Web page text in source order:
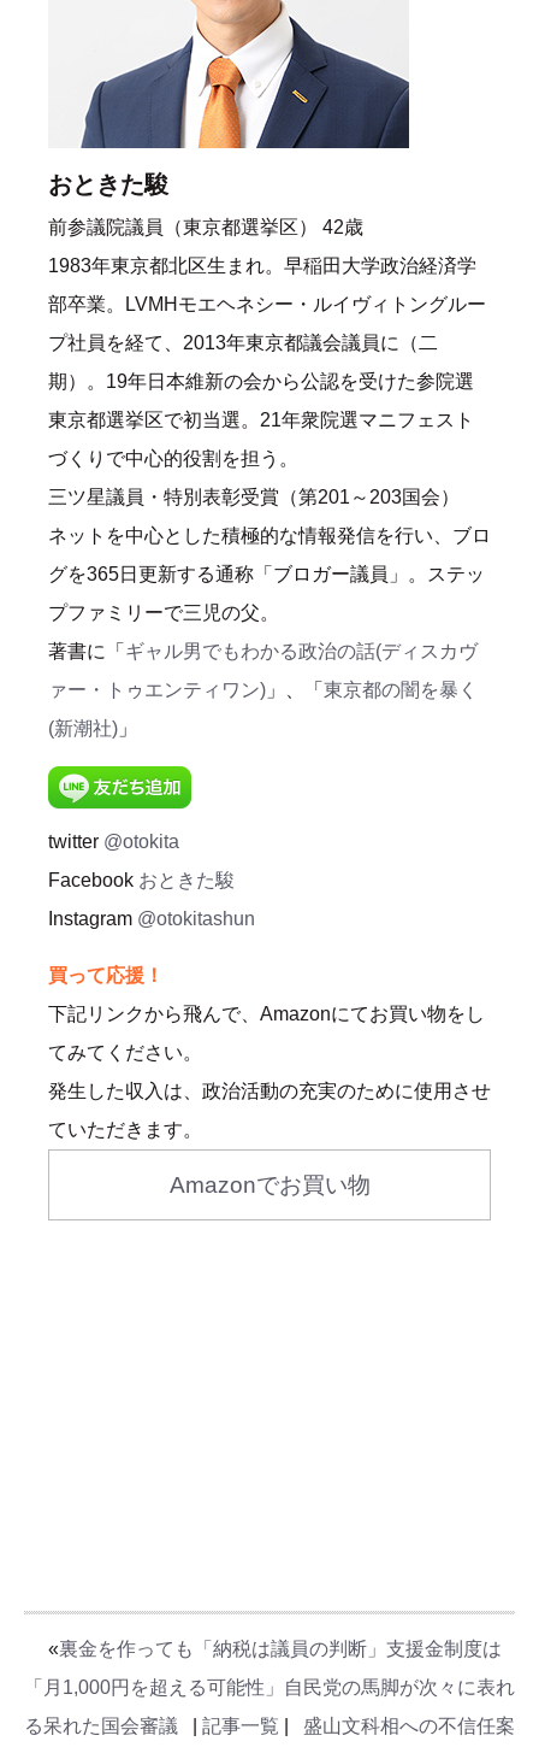
おときた駿
前参議院議員（東京都選挙区） 42歳
1983年東京都北区生まれ。早稲田大学政治経済学
部卒業。LVMHモエヘネシー・ルイヴィトングルー
プ社員を経て、2013年東京都議会議員に（二
期）。19年日本維新の会から公認を受けた参院選
東京都選挙区で初当選。21年衆院選マニフェスト
づくりで中心的役割を担う。
三ツ星議員・特別表彰受賞（第201～203国会）
ネットを中心とした積極的な情報発信を行い、ブロ
グを365日更新する通称「ブロガー議員」。ステッ
プファミリーで三児の父。
著書に「 ギャル男でもわかる政治の話(ディスカヴ
ァー・トゥエンティワン) 」、「 東京都の闇を暴く
(新潮社) 」
twitter @otokita
Facebook おときた駿
Instagram @otokitashun
買って応援！
下記リンクから飛んで、Amazonにてお買い物をし
てみてください。
発生した収入は、政治活動の充実のために使用させ
ていただきます。
Amazonでお買い物
«裏金を作っても「納税は議員の判断」支援金制度は
「月1,000円を超える可能性」自民党の馬脚が次々に表れ
る呆れた国会審議
記事一覧
盛山文科相への不信任案